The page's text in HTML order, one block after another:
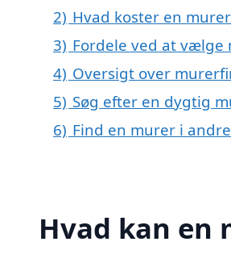
2) Hvad koster en
3) Fordele ved at vælge
4) Oversigt over
5) Søg efter en dygtig
6) Find en murer i
Hvad kan en